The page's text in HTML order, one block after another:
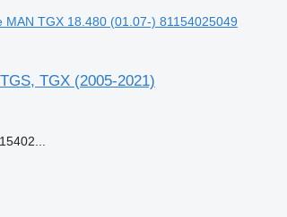
MAN TGX 18.480 (01.07-) 81154025049
TGX (2005-2021)